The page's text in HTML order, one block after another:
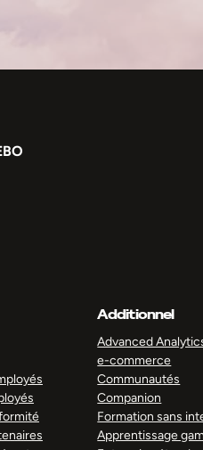
Additionnel
Advanced
e-commerce
Communautés
Companion
Formation sans
Apprentissage